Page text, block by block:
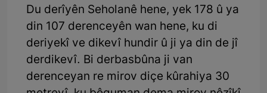
Du derîyên Seholanê hene, yek 178 û ya
din 107 derenceyên wan hene, ku di
deriyekî ve dikevî hundir û ji ya din de jî
derdikevî. Bi derbasbûna ji van
derenceyan re mirov diçe kûrahiya 30